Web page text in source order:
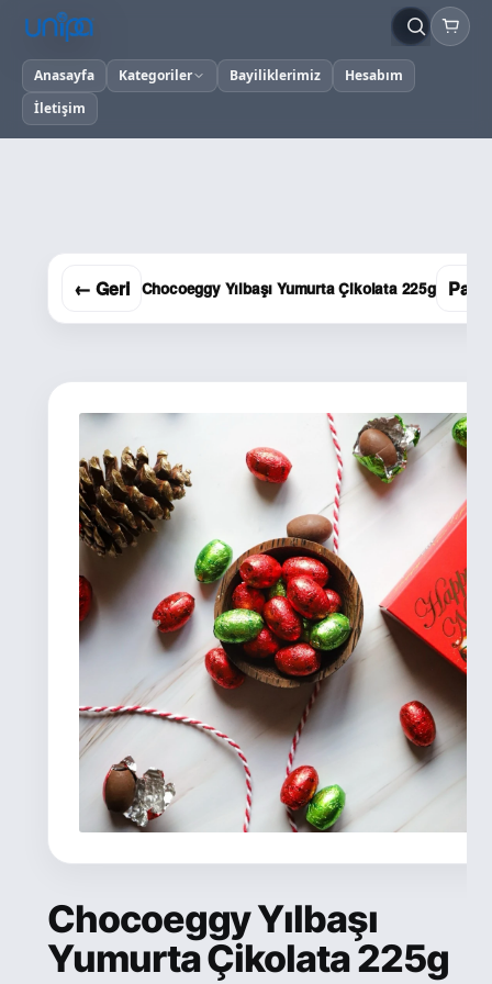
Anasayfa Kategoriler Bayiliklerimiz
Hesabım
İletişim
← Geri Chocoeggy Yılbaşı Yumurta Çikolata 225g
Chocoeggy Yılbaşı
Yumurta Çikolata 225g